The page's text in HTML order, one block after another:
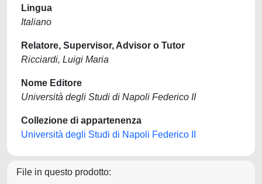
Lingua
Italiano
Relatore, Supervisor, Advisor o Tutor
Ricciardi, Luigi Maria
Nome Editore
Università degli Studi di Napoli Federico II
Collezione di appartenenza
Università degli Studi di Napoli Federico II
File in questo prodotto: